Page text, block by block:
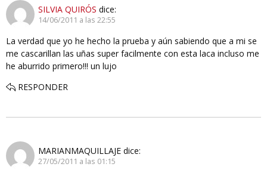
SILVIA QUIRÓS dice:
14/06/2011 a las 22:55
La verdad que yo he hecho la prueba y aún sabiendo que a mi se
me cascarillan las uñas super facilmente con esta laca incluso me
he aburrido primero!!! un lujo
RESPONDER
MARIANMAQUILLAJE dice:
27/05/2011 a las 01:15